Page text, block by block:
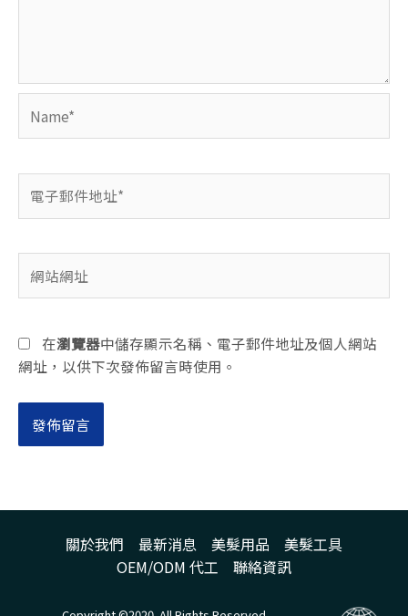
件
地
址
站
在瀏覽器中儲存顯示名稱、電子郵件地址及個人網站
網址，以供下次發佈留言時使用。
關於我們 最新消息 美髮用品
美髮工具
OEM/ODM 代工
聯絡資訊